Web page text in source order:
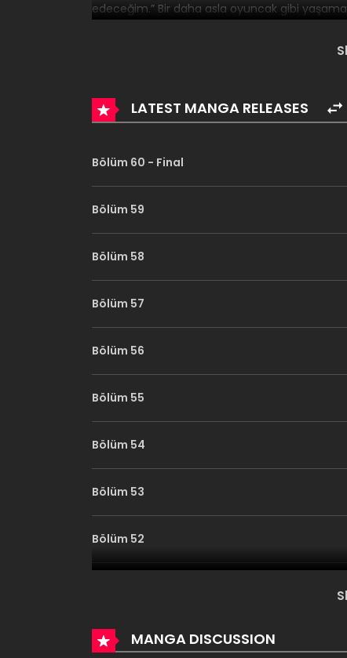
edeceğim.” Bir daha asla oyuncak gibi
LATEST MANGA RELEASES
Bölüm 60 - Final
Bölüm 59
Bölüm 58
Bölüm 57
Bölüm 56
Bölüm 55
Bölüm 54
Bölüm 53
Bölüm 52
Bölüm 50MANGA DISCUSSION